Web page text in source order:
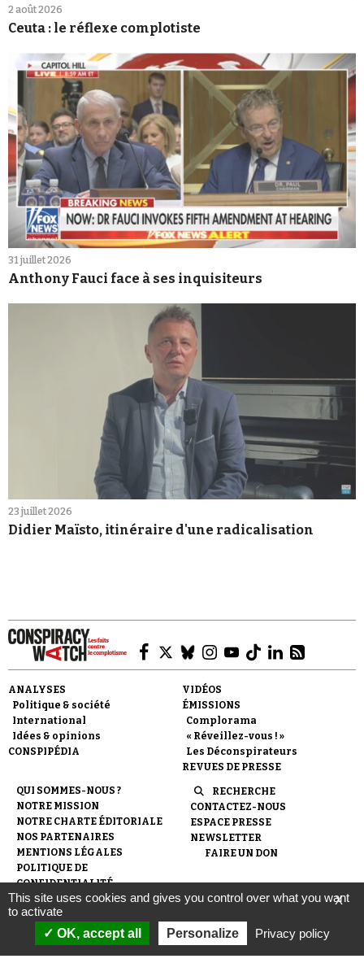
2 août 2026
Ceuta : le réflexe complotiste
31 juillet 2026
Anthony Fauci face à ses inquisiteurs
23 juillet 2026
Didier Maïsto, itinéraire d'une radicalisation
ANALYSES
Politique & société
International
Idées & opinions
CONSPIPÉDIA
VIDÉOS
ÉMISSIONS
Complorama
« Réveillez-vous ! »
Les Déconspirateurs
REVUES DE PRESSE
QUI SOMMES-NOUS ?
NOTRE MISSION
NOTRE CHARTE ÉDITORIALE
NOS PARTENAIRES
MENTIONS LÉGALES
POLITIQUE DE
CONFIDENTIALITÉ
RECHERCHE
CONTACTEZ-NOUS
ESPACE PRESSE
NEWSLETTER
FAIRE UN DON
© 2007- 2026 Conspiracy Watch| Une réalisation de
l'Observatoire du conspirationnisme (association loi de 1901) avec
le soutien de la Fondation pour la Mémoire de la Shoah.
X
This site uses cookies and gives you control over what you want
to activate
OK, accept all
Personalize Privacy policy